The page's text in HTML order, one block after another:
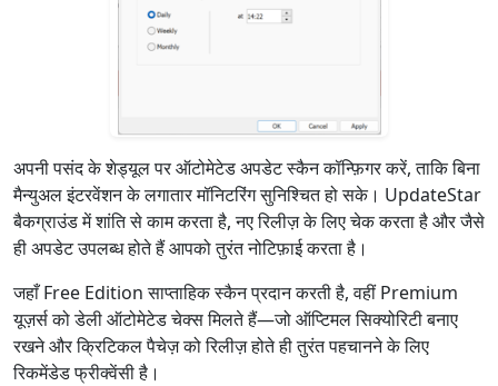
अपनी पसंद के शेड्यूल पर ऑटोमेटेड अपडेट स्कैन कॉन्फ़िगर करें, ताकि बिना
मैन्युअल इंटरवेंशन के लगातार मॉनिटरिंग सुनिश्चित हो सके। UpdateStar
बैकग्राउंड में शांति से काम करता है, नए रिलीज़ के लिए चेक करता है और जैसे
ही अपडेट उपलब्ध होते हैं आपको तुरंत नोटिफ़ाई करता है।
जहाँ Free Edition साप्ताहिक स्कैन प्रदान करती है, वहीं Premium
यूज़र्स को डेली ऑटोमेटेड चेक्स मिलते हैं—जो ऑप्टिमल सिक्योरिटी बनाए
रखने और क्रिटिकल पैचेज़ को रिलीज़ होते ही तुरंत पहचानने के लिए
रिकमेंडेड फ्रीक्वेंसी है।